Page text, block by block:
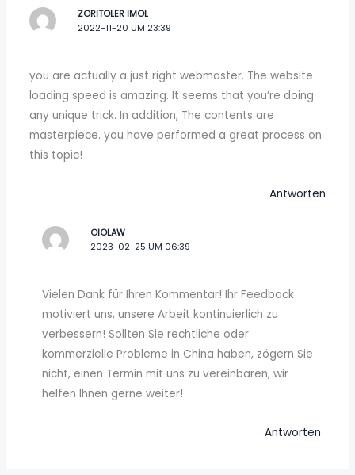
ZORITOLER IMOL
2022-11-20 UM 23:39
you are actually a just right webmaster. The website
loading speed is amazing. It seems that you’re doing
any unique trick. In addition, The contents are
masterpiece. you have performed a great process on
this topic!
Antworten
OIOLAW
2023-02-25 UM 06:39
Vielen Dank für Ihren Kommentar! Ihr Feedback
motiviert uns, unsere Arbeit kontinuierlich zu
verbessern! Sollten Sie rechtliche oder
kommerzielle Probleme in China haben, zögern Sie
nicht, einen Termin mit uns zu vereinbaren, wir
helfen Ihnen gerne weiter!
Antworten